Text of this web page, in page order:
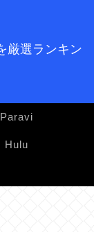
厳選ランキン
Paravi
Hulu